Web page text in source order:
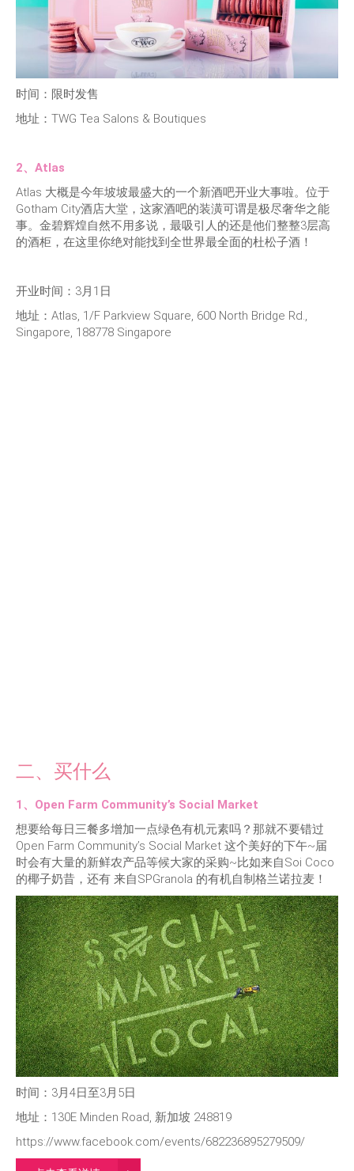
时间：限时发售
地址：TWG Tea Salons & Boutiques
2、Atlas
Atlas 大概是今年坡坡最盛大的一个新酒吧开业大事啦。位于
Gotham City酒店大堂，这家酒吧的装潢可谓是极尽奢华之能
事。金碧辉煌自然不用多说，最吸引人的还是他们整整3层高
的酒柜，在这里你绝对能找到全世界最全面的杜松子酒！
开业时间：3月1日
地址：Atlas, 1/F Parkview Square, 600 North Bridge Rd.,
Singapore, 188778 Singapore
二、买什么
1、Open Farm Community’s Social Market
想要给每日三餐多增加一点绿色有机元素吗？那就不要错过
Open Farm Community’s Social Market 这个美好的下午~届
时会有大量的新鲜农产品等候大家的采购~比如来自Soi Coco
的椰子奶昔，还有 来自SPGranola 的有机自制格兰诺拉麦！
时间：3月4日至3月5日
地址：130E Minden Road, 新加坡 248819
https://www.facebook.com/events/682236895279509/